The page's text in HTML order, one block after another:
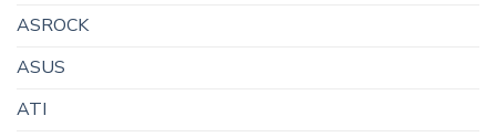
ASROCK
ASUS
ATI